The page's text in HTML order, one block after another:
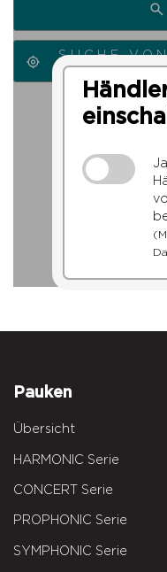
SUCHE
Pauken
Übersicht
HARMONIC Serie
CONCERT Serie
PROPHONIC Serie
SYMPHONIC Serie